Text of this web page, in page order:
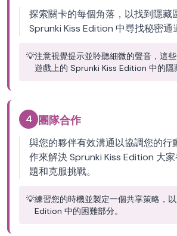
探索關卡的每個角落，以找到隱藏
Sprunki Kiss Edition 中尋找秘密通
💡注意視覺提示並聆聽細微的聲音，這
遊戲上的 Sprunki Kiss Edition 中的隱
4 團隊合作
與您的夥伴有效溝通以協調您的行
作來解決 Sprunki Kiss Edition 大
題和克服挑戰。
💡練習您的時機並製定一個共享策略，
Edition 中的困難部分。